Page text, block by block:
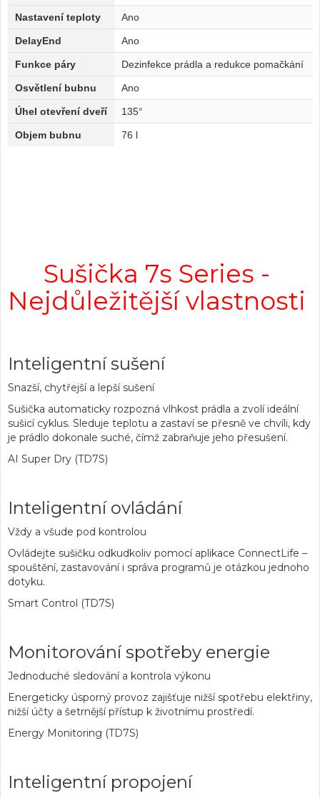
Nastavení teploty Ano
DelayEnd Ano
Funkce páry Dezinfekce prádla a redukce pomačkání
Osvětlení bubnu Ano
Úhel otevření dveří 135°
Objem bubnu 76 l
Sušička 7s Series -
Nejdůležitější vlastnosti
Inteligentní sušení
Snazší, chytřejší a lepší sušení
Sušička automaticky rozpozná vlhkost prádla a zvolí ideální
sušicí cyklus. Sleduje teplotu a zastaví se přesně ve chvíli, kdy
je prádlo dokonale suché, čímž zabraňuje jeho přesušení.
AI Super Dry (TD7S)
Inteligentní ovládání
Vždy a všude pod kontrolou
Ovládejte sušičku odkudkoliv pomocí aplikace ConnectLife –
spouštění, zastavování i správa programů je otázkou jednoho
dotyku.
Smart Control (TD7S)
Monitorování spotřeby energie
Jednoduché sledování a kontrola výkonu
Energeticky úsporný provoz zajišťuje nižší spotřebu elektřiny,
nižší účty a šetrnější přístup k životnímu prostředí.
Energy Monitoring (TD7S)
Inteligentní propojení